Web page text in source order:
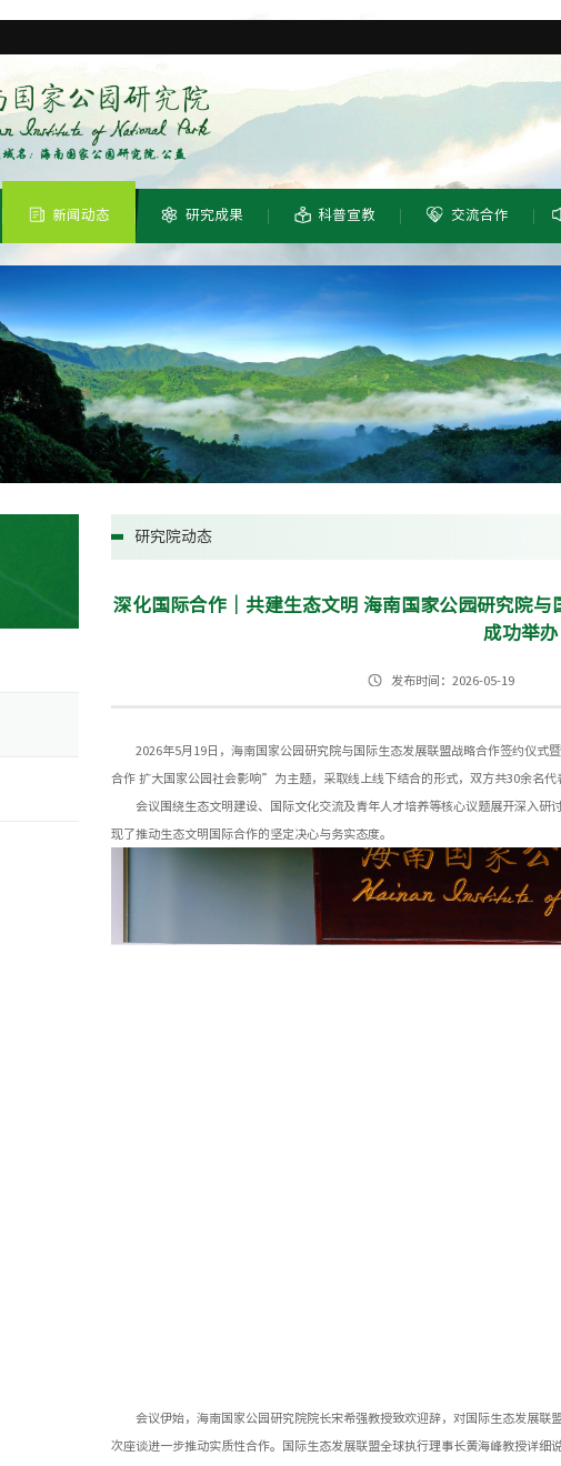
新闻动态 研究成果 科普宣教 交流合作
研究院动态
深化国际合作｜共建生态文明 海南国家公园研究院
成功举办
发布时间：2026-05-19
2026年5月19日，海南国家公园研究院与国际生态发展联盟战略合作签约仪
合作 扩大国家公园社会影响”为主题，采取线上线下结合的形式，双方共30余名代
会议围绕生态文明建设、国际文化交流及青年人才培养等核心议题展开深入
现了推动生态文明国际合作的坚定决心与务实态度。
会议伊始，海南国家公园研究院院长宋希强教授致欢迎辞，对国际生态发展
次座谈进一步推动实质性合作。国际生态发展联盟全球执行理事长黄海峰教授详